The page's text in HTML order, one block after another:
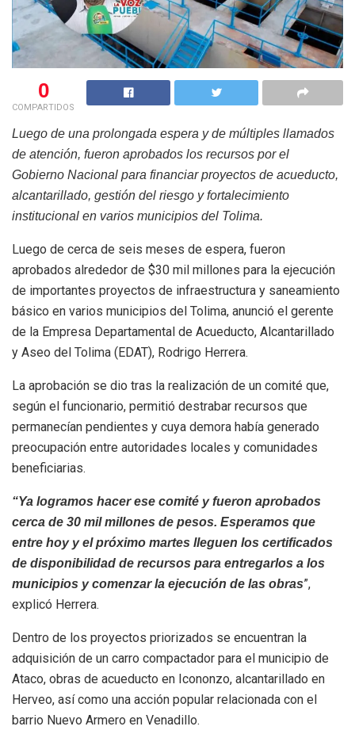
0
COMPARTIDOS
Luego de una prolongada espera y de múltiples llamados
de atención, fueron aprobados los recursos por el
Gobierno Nacional para financiar proyectos de acueducto,
alcantarillado, gestión del riesgo y fortalecimiento
institucional en varios municipios del Tolima.
Luego de cerca de seis meses de espera, fueron
aprobados alrededor de $30 mil millones para la ejecución
de importantes proyectos de infraestructura y saneamiento
básico en varios municipios del Tolima, anunció el gerente
de la Empresa Departamental de Acueducto, Alcantarillado
y Aseo del Tolima (EDAT), Rodrigo Herrera.
La aprobación se dio tras la realización de un comité que,
según el funcionario, permitió destrabar recursos que
permanecían pendientes y cuya demora había generado
preocupación entre autoridades locales y comunidades
beneficiarias.
“Ya logramos hacer ese comité y fueron aprobados
cerca de 30 mil millones de pesos. Esperamos que
entre hoy y el próximo martes lleguen los certificados
de disponibilidad de recursos para entregarlos a los
municipios y comenzar la ejecución de las obras”,
explicó Herrera.
Dentro de los proyectos priorizados se encuentran la
adquisición de un carro compactador para el municipio de
Ataco, obras de acueducto en Icononzo, alcantarillado en
Herveo, así como una acción popular relacionada con el
barrio Nuevo Armero en Venadillo.